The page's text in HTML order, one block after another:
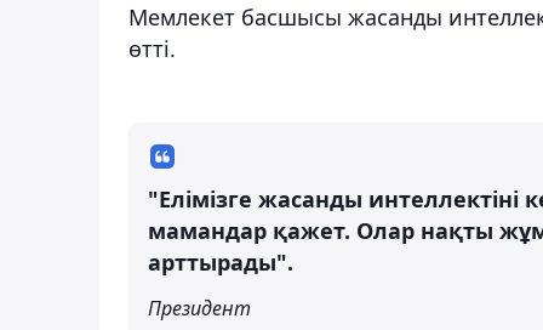
Мемлекет басшысы жасанды
өтті.
"Елімізге жасанды интеллектіні
мамандар қажет. Олар нақты
арттырады".
Президент